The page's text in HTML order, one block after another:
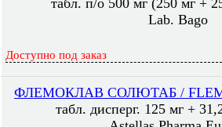
табл. п/о 500 мг (250 мг +
Lab. Bago
Доступно под заказ
ФЛЕМОКЛАВ СОЛЮТАБ /
табл. дисперг. 125 мг +